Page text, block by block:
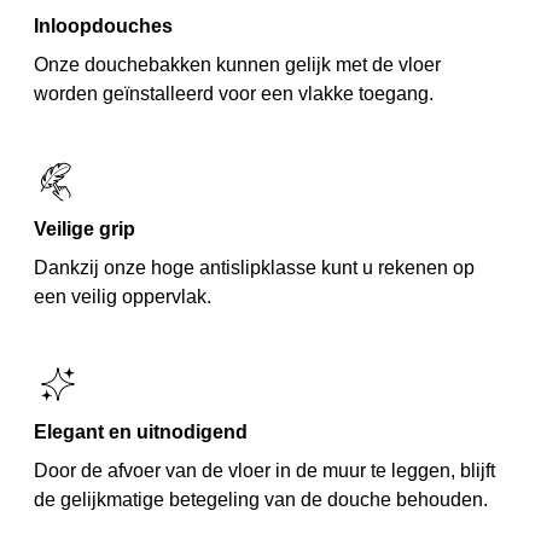
Inloopdouches
Onze douchebakken kunnen gelijk met de vloer
worden geïnstalleerd voor een vlakke toegang.
Veilige grip
Dankzij onze hoge antislipklasse kunt u rekenen op
een veilig oppervlak.
Elegant en uitnodigend
Door de afvoer van de vloer in de muur te leggen, blijft
de gelijkmatige betegeling van de douche behouden.